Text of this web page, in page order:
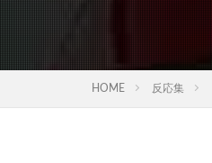
HOME 反応集